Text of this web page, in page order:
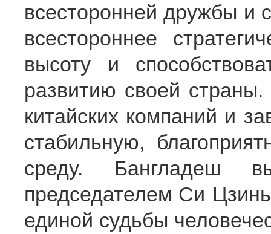
всесторонней дружбы и
всестороннее
высоту и
развитию своей
китайских компаний и
стабильную,
среду. Бангладеш
председателем Си
единой судьбы